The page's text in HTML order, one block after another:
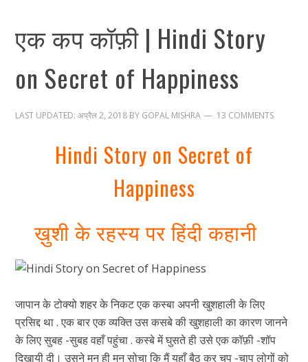
एक कप कॉफ़ी | Hindi Story
on Secret of Happiness
LAST UPDATED:अप्रैल 2, 2018 BY GOPAL MISHRA 13 COMMENTS
Hindi Story on Secret of
Happiness
ख़ुशी के रहस्य पर हिंदी कहानी
जापान के टोक्यो शहर के निकट एक कस्बा अपनी खुशहाली के लिए
प्रसिद्द था . एक बार एक व्यक्ति उस कसबे की खुशहाली का कारण जानने
के लिए सुबह -सुबह वहाँ पहुंचा . कस्बे में घुसते ही उसे एक कॉफ़ी -शॉप
दिखायी दी। उसने मन ही मन सोचा कि मैं यहाँ बैठ कर चुप -चाप लोगों को